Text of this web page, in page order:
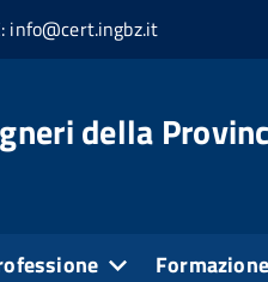
info@cert.ingbz.it
della
Formazione